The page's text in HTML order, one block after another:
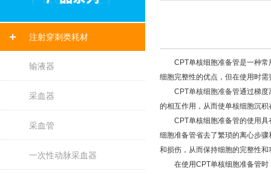
注射穿刺类耗材
输液器
采血器
采血管
一次性动脉采血器
CPT单核细胞准备管是一种常
细胞完整性的优点，但在使用时
CPT单核细胞准备管通过梯度
的相互作用，从而使单核细胞沉
CPT单核细胞准备管的使用具
细胞准备管省去了繁琐的离心步
和损伤，从而保持细胞的完整性和
在使用CPT单核细胞准备管时